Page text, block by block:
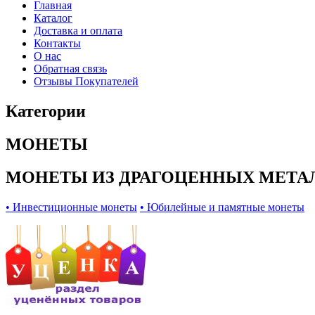
Главная
Каталог
Доставка и оплата
Контакты
О нас
Обратная связь
Отзывы Покупателей
Категории
МОНЕТЫ
МОНЕТЫ ИЗ ДРАГОЦЕННЫХ
• Инвестиционные монеты • Юбилейные и памятные монеты